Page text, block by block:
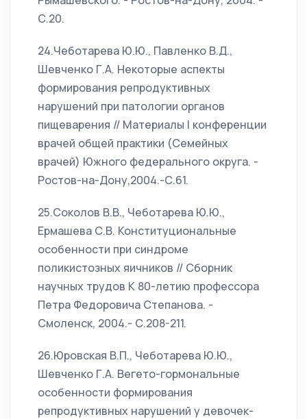
С.20.
24.Чеботарева Ю.Ю., Павленко В.Д.,
Шевченко Г.А. Некоторые аспекты
формирования репродуктивных
нарушений при патологии органов
пищеварения // Материалы I конференции
врачей общей практики (Семейных
врачей) Южного федерального округа. -
Ростов-на-Дону,2004.-С.61.
25.Соколов В.В., Чеботарева Ю.Ю.,
Ермашева С.В. Конституциональные
особенности при синдроме
поликистозных яичников // Сборник
научных трудов К 80-летию профессора
Петра Федоровича Степанова. -
Смоленск, 2004.- С.208-211.
26.Юровская В.П., Чеботарева Ю.Ю.,
Шевченко Г.А. Вегето-гормональные
особенности формирования
репродуктивных нарушений у девочек-